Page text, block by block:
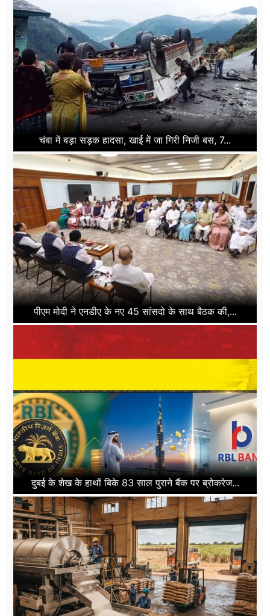
चंबा में बड़ा सड़क हादसा, खाई में जा गिरी निजी बस, 7...
पीएम मोदी ने एनडीए के नए 45 सांसदो के साथ बैठक की,...
दुबई के शेख के हाथों बिके 83 साल पुराने बैंक पर ब्रोकरेज...